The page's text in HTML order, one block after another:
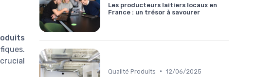
Les producteurs laitiers locaux en
France : un trésor à savourer
Qualité Produits • 12/06/2025